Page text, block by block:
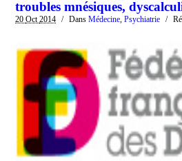
troubles mnésiques,
20Oct2014 / DansMédecine,Psychiatrie /